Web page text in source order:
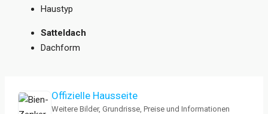
Haustyp
Satteldach
Dachform
Offizielle Hausseite
Weitere Bilder, Grundrisse, Preise und Informationen